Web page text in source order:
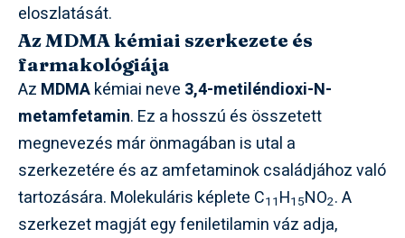
eloszlatását.
Az MDMA kémiai szerkezete és
farmakológiája
Az MDMAkémiai neve 3,4-metiléndioxi-N-
metamfetamin. Ez a hosszú és összetett
megnevezés már önmagában is utal a
szerkezetére és az amfetaminok családjához való
tartozására. Molekuláris képlete C11 H15NO2. A
szerkezet magját egy feniletilamin váz adja,